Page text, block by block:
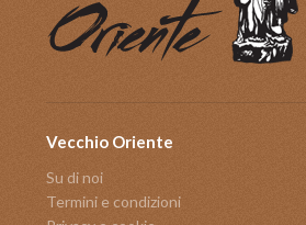
Vecchio Oriente
Su di noi
Termini e condizioni